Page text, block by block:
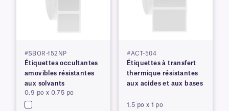
#SBOR-152NP
Étiquettes occultantes
amovibles résistantes
aux solvants
0,9 po x 0,75 po
#ACT-504
Étiquettes à transfert
thermique résistantes
aux acides et aux bases
1,5 po x 1 po